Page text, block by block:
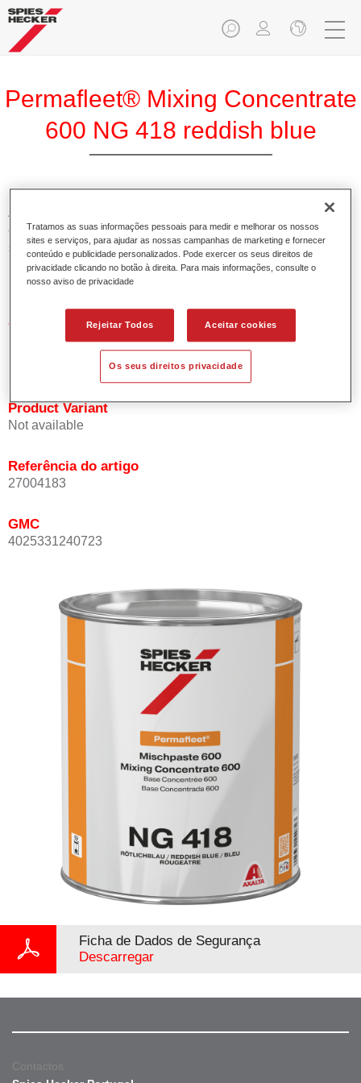
Permafleet® Mixing Concentrate
600 NG 418 reddish blue
A Permafleet Base Concentrada 600 permite misturar as
cores para veículos comerciais da tinta Permafleet nas
séries 630, 670 e 675. Pode igualmente ser utilizada para
misturar diferentes tintas industriais PercoTop e Permacron
Esmalte 730.
Características do produto
Contém pigmentos de alta qualidade para cores lisas.
Product Variant
Not available
Referência do artigo
27004183
GMC
4025331240723
Ficha de Dados de Segurança
Descarregar
Contactos
Tratamos as suas informações pessoais para medir e melhorar os nossos
sites e serviços, para ajudar as nossas campanhas de marketing e fornecer
conteúdo e publicidade personalizados. Pode exercer os seus direitos de
privacidade clicando no botão à direita. Para mais informações, consulte o
nosso aviso de privacidade
Rejeitar Todos Aceitar cookies
Os seus direitos privacidade